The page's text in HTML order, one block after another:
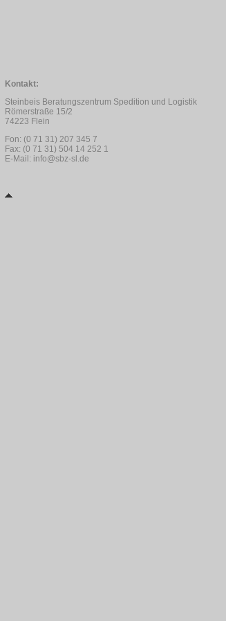
Kontakt:
Steinbeis Beratungszentrum Spedition und Logistik
Römerstraße 15/2
74223 Flein
Fon: (0 71 31) 207 345 7
Fax: (0 71 31) 504 14 252 1
E-Mail: info@sbz-sl.de